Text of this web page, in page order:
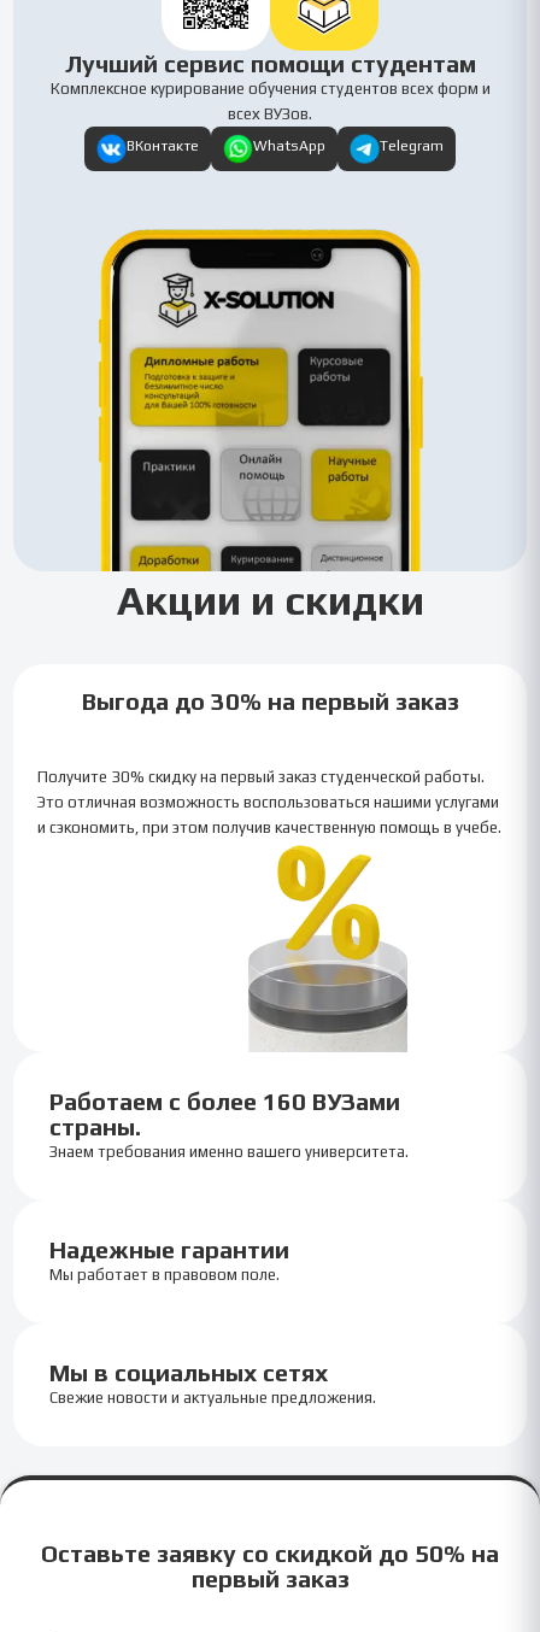
Лучший сервис помощи студентам
Комплексное курирование обучения студентов всех форм и
всех ВУЗов.
ВКонтакте WhatsApp Telegram
Акции и скидки
Выгода до 30% на первый заказ
Получите 30% скидку на первый заказ студенческой работы.
Это отличная возможность воспользоваться нашими услугами
и сэкономить, при этом получив качественную помощь в учебе.
Работаем с более 160 ВУЗами
страны.
Знаем требования именно вашего университета.
Надежные гарантии
Мы работает в правовом поле.
Мы в социальных сетях
Свежие новости и актуальные предложения.
Оставьте заявку со скидкой до 50% на
первый заказ